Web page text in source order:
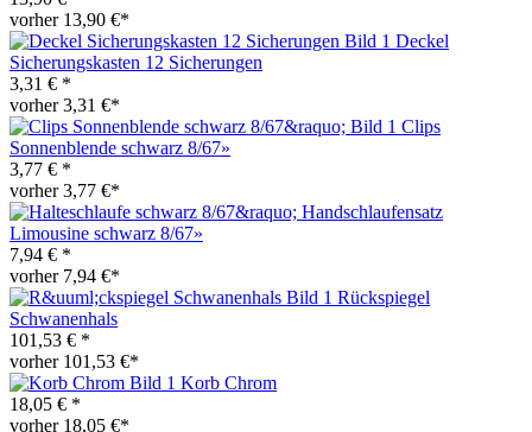
vorher 13,90 €*
Deckel
Sicherungskasten 12 Sicherungen
3,31 € *
vorher 3,31 €*
Clips
Sonnenblende schwarz 8/67»
3,77 € *
vorher 3,77 €*
Handschlaufensatz
Limousine schwarz 8/67»
7,94 € *
vorher 7,94 €*
Rückspiegel
Schwanenhals
101,53 € *
vorher 101,53 €*
Korb Chrom
18,05 € *
vorher 18,05 €*